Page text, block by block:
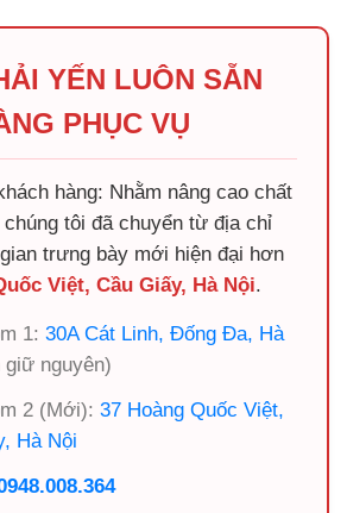
YẾN LUÔN SẴN
PHỤC VỤ
hàng: Nhằm nâng cao chất
tôi đã chuyển từ địa chỉ
trưng bày mới hiện đại hơn
Việt, Cầu Giấy, Hà Nội.
1: 30A Cát Linh, Đống Đa, Hà
giữ nguyên)
2 (Mới): 37 Hoàng Quốc Việt,
Hà Nội